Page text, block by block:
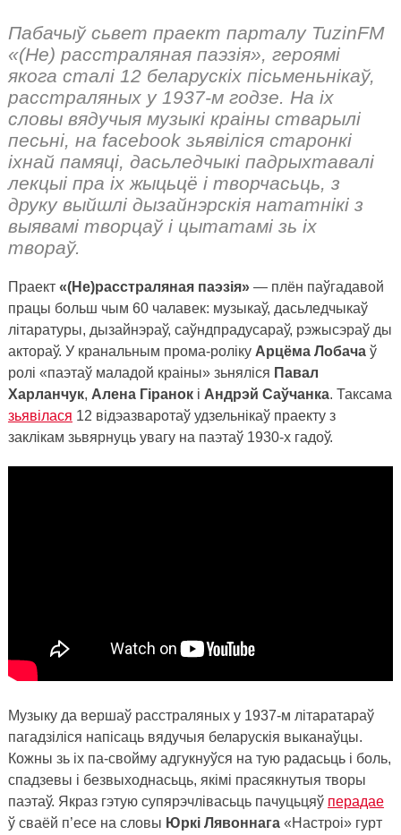
Пабачыў сьвет праект парталу TuzinFM
«(Не) расстраляная паэзія», героямі
якога сталі 12 беларускіх пісьменьнікаў,
расстраляных у 1937-м годзе. На іх
словы вядучыя музыкі краіны стварылі
песьні, на facebook зьявіліся старонкі
іхнай памяці, дасьледчыкі падрыхтавалі
лекцыі пра іх жыцьцё і творчасьць, з
друку выйшлі дызайнэрскія нататнікі з
выявамі творцаў і цытатамі зь іх
твораў.
Праект «(Не)расстраляная паэзія»— плён паўгадавой
працы больш чым 60 чалавек: музыкаў, дасьледчыкаў
літаратуры, дызайнэраў, саўндпрадусараў, рэжысэраў ды
актораў. У кранальным прома-роліку Арцёма Лобачаў
ролі «паэтаў маладой краіны» зьняліся Павал
Харланчук, Алена Гіранокі Андрэй Саўчанка. Таксама
зьявілася 12 відэазваротаў удзельнікаў праекту з
заклікам зьвярнуць увагу на паэтаў 1930-х гадоў.
Музыку да вершаў расстраляных у 1937-м літаратараў
пагадзіліся напісаць вядучыя беларускія выканаўцы.
Кожны зь іх па-свойму адгукнуўся на тую радасьць і боль,
спадзевы і безвыходнасьць, якімі прасякнутыя творы
паэтаў. Якраз гэтую супярэчлівасьць пачуцьцяў перадае
ў сваёй п’есе на словы Юркі Лявоннага«Настроі» гурт